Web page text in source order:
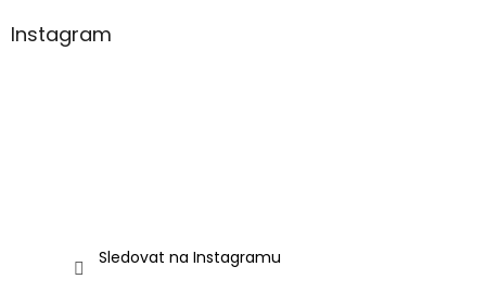
aInstagram
Sledovat na Instagramu